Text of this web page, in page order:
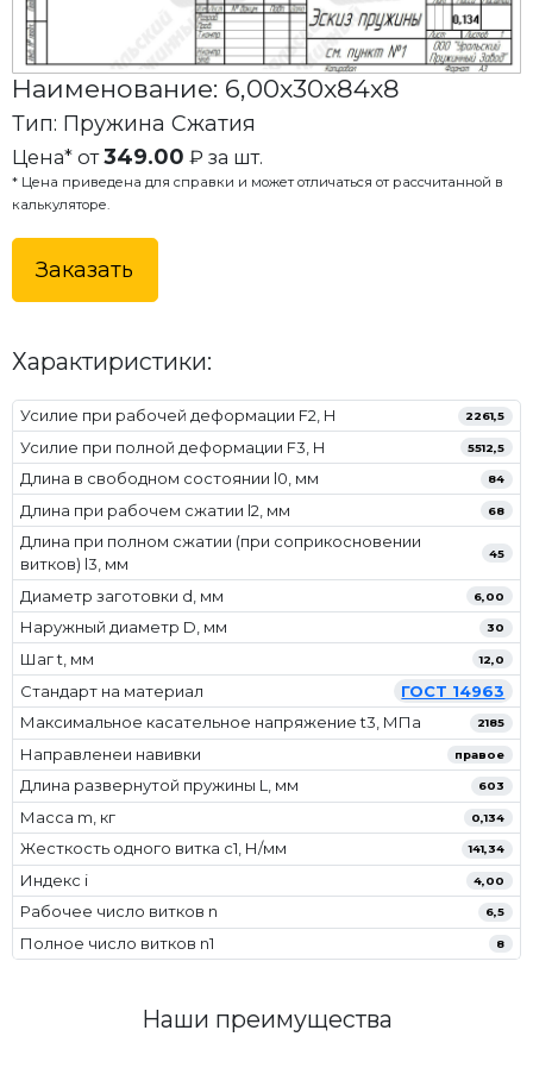
Наименование: 6,00x30x84x8
Тип: Пружина Сжатия
Цена* от349.00 ₽ за шт.
* Цена приведена для справки и может отличаться от рассчитанной в
калькуляторе.
Заказать
Характиристики:
Усилие при рабочей деформации F2, Н 2261,5
Усилие при полной деформации F3, Н 5512,5
Длина в свободном состоянии l0, мм 84
Длина при рабочем сжатии l2, мм 68
Длина при полном сжатии (при соприкосновении
витков) l3, мм
45
Диаметр заготовки d, мм 6,00
Наружный диаметр D, мм 30
Шаг t, мм 12,0
Стандарт на материал
ГОСТ 14963
Максимальное касательное напряжение t3, МПа
2185
Направленеи навивки правое
Длина развернутой пружины L, мм 603
Масса m, кг 0,134
Жесткость одного витка c1, Н/мм 141,34
Индекс i 4,00
Рабочее число витков n 6,5
Полное число витков n1 8
Наши преимущества